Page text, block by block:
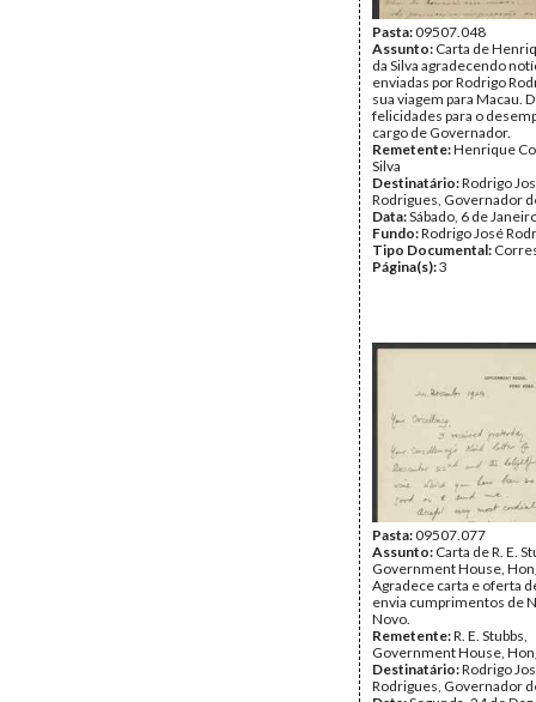
Pasta:09507.048
Assunto: Carta de
da Silva agradecendo
enviadas por Rodrigo
sua viagem para Macau.
felicidades para o
cargo de Governador.
Remetente:Henrique
Silva
Destinatário:Rodrigo
Rodrigues, Governador
Data:Sábado, 6 de
Fundo:Rodrigo José
Tipo Documental:
Página(s):3
Pasta:09507.077
Assunto: Carta de R. E.
Government House,
Agradece carta e oferta
envia cumprimentos de
Novo.
Remetente:R. E. Stubbs,
Government House,
Destinatário:Rodrigo
Rodrigues, Governador